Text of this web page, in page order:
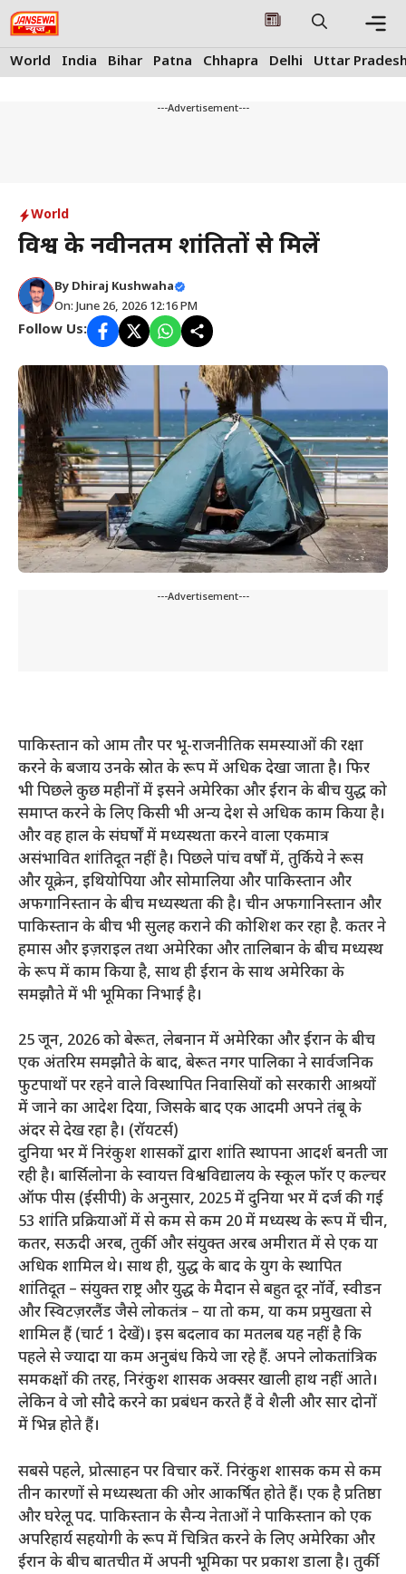
Skip
to
content
World India Bihar Patna Chhapra Delhi Uttar
---Advertisement---
World
विश्व के नवीनतम शांतिदूतों से मिलें
By Dhiraj Kushwaha
On: June 26, 2026 12:16 PM
Follow Us:
---Advertisement---
पाकिस्तान को आम तौर पर भू-राजनीतिक समस्याओं की रक्षा
करने के बजाय उनके स्रोत के रूप में अधिक देखा जाता है। फिर
भी पिछले कुछ महीनों में इसने अमेरिका और ईरान के बीच युद्ध को
समाप्त करने के लिए किसी भी अन्य देश से अधिक काम किया है।
और वह हाल के संघर्षों में मध्यस्थता करने वाला एकमात्र
असंभावित शांतिदूत नहीं है। पिछले पांच वर्षों में, तुर्किये ने रूस
और यूक्रेन, इथियोपिया और सोमालिया और पाकिस्तान और
अफगानिस्तान के बीच मध्यस्थता की है। चीन अफगानिस्तान और
पाकिस्तान के बीच भी सुलह कराने की कोशिश कर रहा है. कतर ने
हमास और इज़राइल तथा अमेरिका और तालिबान के बीच मध्यस्थ
के रूप में काम किया है, साथ ही ईरान के साथ अमेरिका के
समझौते में भी भूमिका निभाई है।
25 जून, 2026 को बेरूत, लेबनान में अमेरिका और ईरान के बीच
एक अंतरिम समझौते के बाद, बेरूत नगर पालिका ने सार्वजनिक
फुटपाथों पर रहने वाले विस्थापित निवासियों को सरकारी आश्रयों
में जाने का आदेश दिया, जिसके बाद एक आदमी अपने तंबू के
अंदर से देख रहा है। (रॉयटर्स)
दुनिया भर में निरंकुश शासकों द्वारा शांति स्थापना आदर्श बनती जा
रही है। बार्सिलोना के स्वायत्त विश्वविद्यालय के स्कूल फॉर ए कल्चर
ऑफ पीस (ईसीपी) के अनुसार, 2025 में दुनिया भर में दर्ज की गई
53 शांति प्रक्रियाओं में से कम से कम 20 में मध्यस्थ के रूप में चीन,
कतर, सऊदी अरब, तुर्की और संयुक्त अरब अमीरात में से एक या
अधिक शामिल थे। साथ ही, युद्ध के बाद के युग के स्थापित
शांतिदूत – संयुक्त राष्ट्र और युद्ध के मैदान से बहुत दूर नॉर्वे, स्वीडन
और स्विटज़रलैंड जैसे लोकतंत्र – या तो कम, या कम प्रमुखता से
शामिल हैं (चार्ट 1 देखें)। इस बदलाव का मतलब यह नहीं है कि
पहले से ज्यादा या कम अनुबंध किये जा रहे हैं. अपने लोकतांत्रिक
समकक्षों की तरह, निरंकुश शासक अक्सर खाली हाथ नहीं आते।
लेकिन वे जो सौदे करने का प्रबंधन करते हैं वे शैली और सार दोनों
में भिन्न होते हैं।
सबसे पहले, प्रोत्साहन पर विचार करें. निरंकुश शासक कम से कम
तीन कारणों से मध्यस्थता की ओर आकर्षित होते हैं। एक है प्रतिष्ठा
और घरेलू पद. पाकिस्तान के सैन्य नेताओं ने पाकिस्तान को एक
अपरिहार्य सहयोगी के रूप में चित्रित करने के लिए अमेरिका और
ईरान के बीच बातचीत में अपनी भूमिका पर प्रकाश डाला है। तुर्की